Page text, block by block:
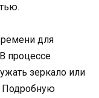
для
процессе
зеркало или
Подробную